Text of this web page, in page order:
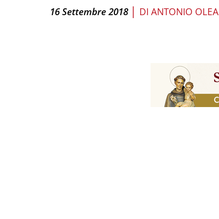
16 Settembre 2018 | DI ANTONIO